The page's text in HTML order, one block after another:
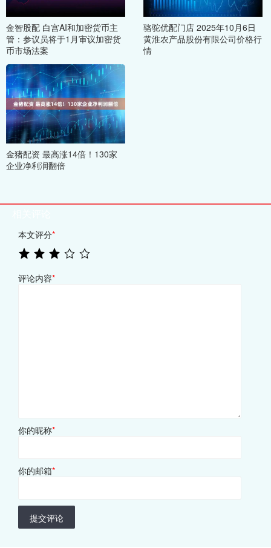
金智股配 白宫AI和加密货币主
管：参议员将于1月审议加密货
币市场法案
骆驼优配门店 2025年10月6日
黄淮农产品股份有限公司价格行
情
金猪配资 最高涨14倍！130家
企业净利润翻倍
本文评分*
评论内容*
你的昵称*
你的邮箱*
提交评论